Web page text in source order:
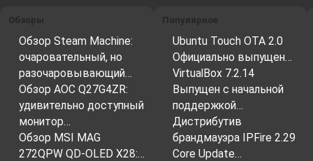
Обзоры
Обзор Steam Machine:
очаровательный, но
разочаровывающий…
Обзор AOC Q27G4ZR:
удивительно доступный
монитор…
Обзор MSI MAG
272QPW QD-OLED X28:…
Популярное
Ubuntu Touch OTA 2.0
Официально выпущен…
VirtualBox 7.2.14
Выпущен с начальной
поддержкой…
Дистрибутив
брандмауэра IPFire 2.29
Core Update…